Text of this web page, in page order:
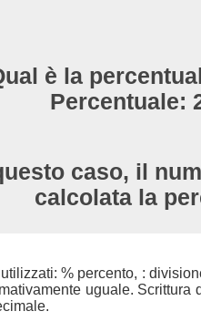
è la
Percentuale:
caso, il
calcolata la
utilizzati: % percento, :
uguale. Scrittura